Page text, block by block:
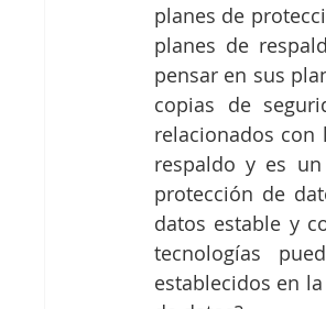
planes de
planes de
pensar en sus
copias de
relacionados con
respaldo y es
protección de
datos estable y
tecnologías
establecidos en